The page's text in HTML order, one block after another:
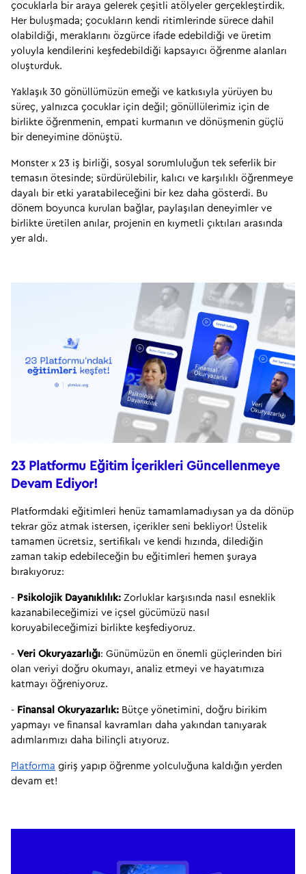
çocuklarla bir araya gelerek çeşitli atölyeler gerçekleştirdik.
Her buluşmada; çocukların kendi ritimlerinde sürece dahil
olabildiği, meraklarını özgürce ifade edebildiği ve üretim
yoluyla kendilerini keşfedebildiği kapsayıcı öğrenme alanları
oluşturduk.
Yaklaşık 30 gönüllümüzün emeği ve katkısıyla yürüyen bu
süreç, yalnızca çocuklar için değil; gönüllülerimiz için de
birlikte öğrenmenin, empati kurmanın ve dönüşmenin güçlü
bir deneyimine dönüştü.
Monster x 23 iş birliği, sosyal sorumluluğun tek seferlik bir
temasın ötesinde; sürdürülebilir, kalıcı ve karşılıklı öğrenmeye
dayalı bir etki yaratabileceğini bir kez daha gösterdi. Bu
dönem boyunca kurulan bağlar, paylaşılan deneyimler ve
birlikte üretilen anılar, projenin en kıymetli çıktıları arasında
yer aldı.
23 Platformu Eğitim İçerikleri Güncellenmeye
Devam Ediyor!
Platformdaki eğitimleri henüz tamamlamadıysan ya da dönüp
tekrar göz atmak istersen, içerikler seni bekliyor! Üstelik
tamamen ücretsiz, sertifikalı ve kendi hızında, dilediğin
zaman takip edebileceğin bu eğitimleri hemen şuraya
bırakıyoruz:
- Psikolojik Dayanıklılık: Zorluklar karşısında nasıl esneklik
kazanabileceğimizi ve içsel gücümüzü nasıl
koruyabileceğimizi birlikte keşfediyoruz.
- Veri Okuryazarlığı: Günümüzün en önemli güçlerinden biri
olan veriyi doğru okumayı, analiz etmeyi ve hayatımıza
katmayı öğreniyoruz.
- Finansal Okuryazarlık: Bütçe yönetimini, doğru birikim
yapmayı ve finansal kavramları daha yakından tanıyarak
adımlarımızı daha bilinçli atıyoruz.
Platforma giriş yapıp öğrenme yolculuğuna kaldığın yerden
devam et!